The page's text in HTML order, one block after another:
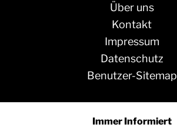
Über uns
Kontakt
Impressum
Datenschutz
Benutzer-Sitemap
Immer Informiert